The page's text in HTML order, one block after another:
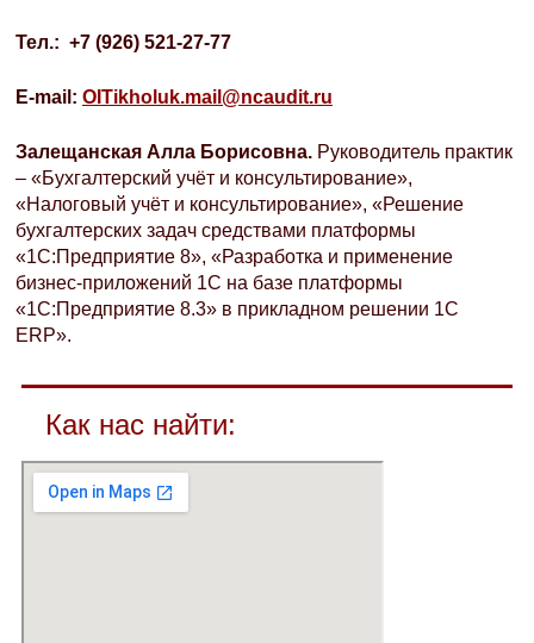
Тел.: +7 (926) 521-27-77
E-mail: OITikholuk.mail@ncaudit.ru
Залещанская Алла Борисовна. Руководитель практик
– «Бухгалтерский учёт и консультирование»,
«Налоговый учёт и консультирование», «Решение
бухгалтерских задач средствами платформы
«1С:Предприятие 8», «Разработка и применение
бизнес-приложений 1С на базе платформы
«1С:Предприятие 8.3» в прикладном решении 1C
ERP».
Как нас найти: